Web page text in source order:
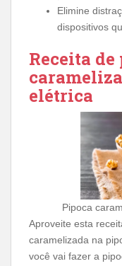
Elimine
dispositivos
Receita de
elétrica
Pipoca
Aproveite esta
caramelizada na
você vai fazer a